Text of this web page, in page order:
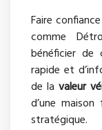
Faire
comme
bénéficier de
rapide et
de lavaleur
d’une
stratégique.